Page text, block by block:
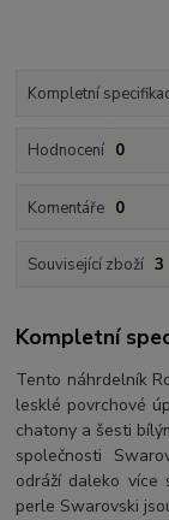
Kompletní
Hodnocení 0
Komentáře 0
Související zboží 3
Kompletní
Tento náhrdelník
lesklé povrchové
chatony a šesti
společnosti
odráží daleko více
perle Swarovski